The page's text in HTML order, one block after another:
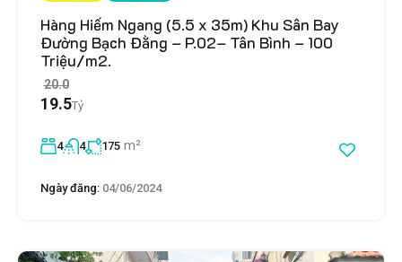
Hàng Hiếm Ngang (5.5 x 35m) Khu Sân Bay
Đường Bạch Đằng – P.02– Tân Bình – 100
Triệu/m2.
19.5
20.0
Tỷ
4 4 175 m²
Ngày đăng: 04/06/2024